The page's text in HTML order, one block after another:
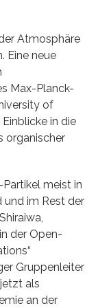
Atmosphäre
Eine neue
Max-Planck-
of
in die
organischer
meist in
und im Rest der
der Open-
Gruppenleiter
als
an der